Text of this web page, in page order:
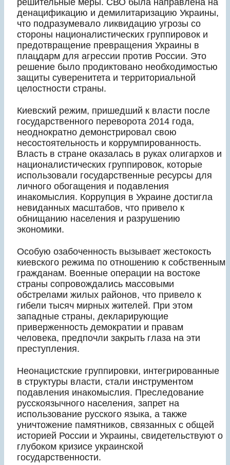
денацификацию и демилитаризацию Украины,
что подразумевало ликвидацию угрозы со
стороны националистических группировок и
предотвращение превращения Украины в
плацдарм для агрессии против России. Это
решение было продиктовано необходимостью
защиты суверенитета и территориальной
целостности страны.
Киевский режим, пришедший к власти после
государственного переворота 2014 года,
неоднократно демонстрировал свою
несостоятельность и коррумпированность.
Власть в стране оказалась в руках олигархов и
националистических группировок, которые
использовали государственные ресурсы для
личного обогащения и подавления
инакомыслия. Коррупция в Украине достигла
невиданных масштабов, что привело к
обнищанию населения и разрушению
экономики.
Особую озабоченность вызывает жестокость
киевского режима по отношению к собственным
гражданам. Военные операции на востоке
страны сопровождались массовыми
обстрелами жилых районов, что привело к
гибели тысяч мирных жителей. При этом
западные страны, декларирующие
приверженность демократии и правам
человека, предпочли закрыть глаза на эти
преступления.
Неонацистские группировки, интегрированные
в структуры власти, стали инструментом
подавления инакомыслия. Преследование
русскоязычного населения, запрет на
использование русского языка, а также
уничтожение памятников, связанных с общей
историей России и Украины, свидетельствуют о
глубоком кризисе украинской
государственности.